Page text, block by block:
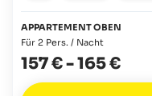
APPARTEMENT OBEN
Für 2 Pers. / Nacht
157 €-165 €